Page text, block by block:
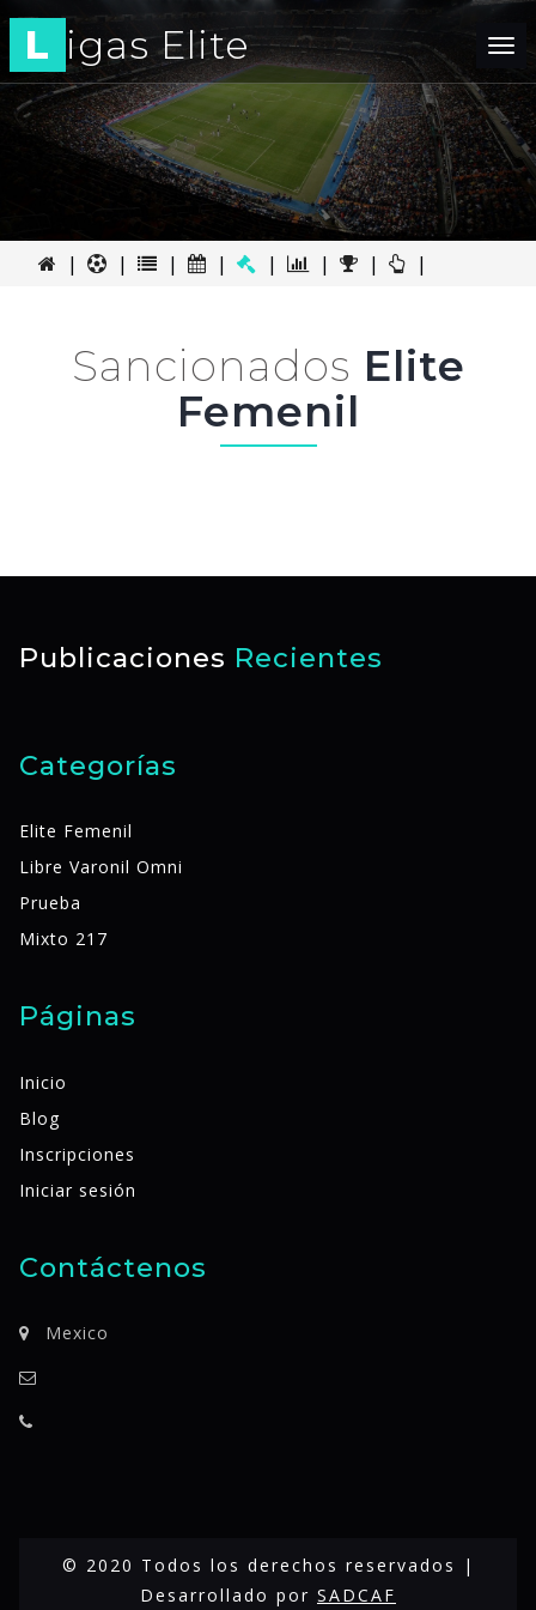
L igas Elite
| | | | | | | |
Sancionados Elite
Femenil
Publicaciones Recientes
Categorías
Elite Femenil
Libre Varonil Omni
Prueba
Mixto 217
Páginas
Inicio
Blog
Inscripciones
Iniciar sesión
Contáctenos
Mexico
© 2020 Todos los derechos reservados |
Desarrollado por SADCAF